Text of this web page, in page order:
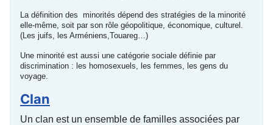
La définition des minorités dépend des stratégies de la minorité
elle-même, soit par son rôle géopolitique, économique, culturel.
(Les juifs, les Arméniens,Touareg…)
Une minorité est aussi une catégorie sociale définie par
discrimination : les homosexuels, les femmes, les gens du
voyage.
Clan
Un clan est un ensemble de familles associées par